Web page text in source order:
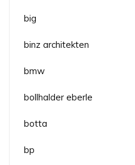
big
binz architekten
bmw
bollhalder eberle
botta
bp